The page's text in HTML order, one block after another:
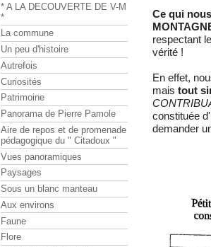
Ce qui
respectant
vérité !
En effet,
mais tout
constituée
demander
* A LA DECOUVERTE DE V-M
*
La commune
Un peu d'histoire
Autrefois
Curiosités
Patrimoine
Panorama de Pierre Pamole
Aire de repos et de promenade
pédagogique du " Citadoux "
Vues panoramiques
Paysages
Sous un blanc manteau
Aux environs
Faune
Flore